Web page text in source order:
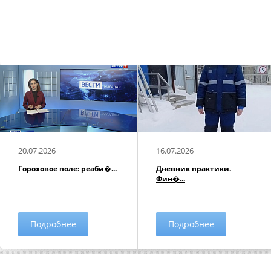
20.07.2026
Гороховое поле: реаби�...
Подробнее
16.07.2026
Дневник практики.
Фин�...
Подробнее